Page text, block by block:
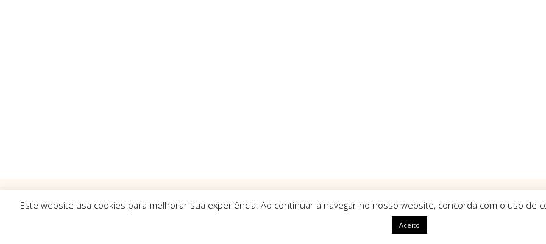
Este website usa cookies para melhorar sua experiência. Ao continuar a navegar no nosso website, concorda com o uso de
Aceito